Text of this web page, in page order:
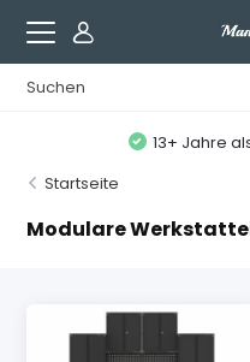
13+ Jahre
Startseite
Modulare